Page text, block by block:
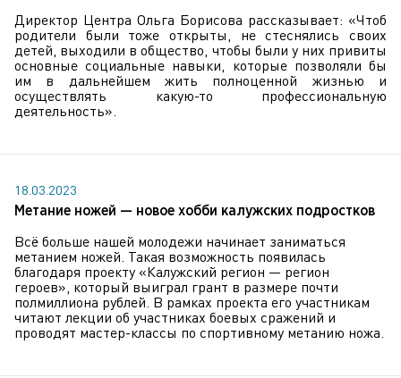
Директор Центра Ольга Борисова рассказывает: «Чтоб
родители были тоже открыты, не стеснялись своих
детей, выходили в общество, чтобы были у них привиты
основные социальные навыки, которые позволяли бы
им в дальнейшем жить полноценной жизнью и
осуществлять какую-то профессиональную
деятельность».
18.03.2023
Метание ножей — новое хобби калужских подростков
Всё больше нашей молодежи начинает заниматься
метанием ножей. Такая возможность появилась
благодаря проекту «Калужский регион — регион
героев», который выиграл грант в размере почти
полмиллиона рублей. В рамках проекта его участникам
читают лекции об участниках боевых сражений и
проводят мастер-классы по спортивному метанию ножа.